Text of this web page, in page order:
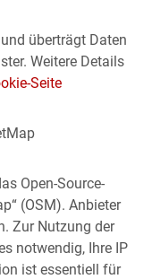
überträgt Daten
Weitere Details
Seite
Open-Source-
(OSM). Anbieter
Zur Nutzung der
notwendig, Ihre IP
ist essentiell für